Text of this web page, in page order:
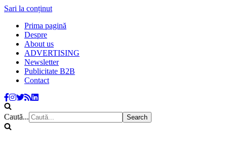
Sari la conținut
Prima pagină
Despre
About us
ADVERTISING
Newsletter
Publicitate B2B
Contact
Caută...